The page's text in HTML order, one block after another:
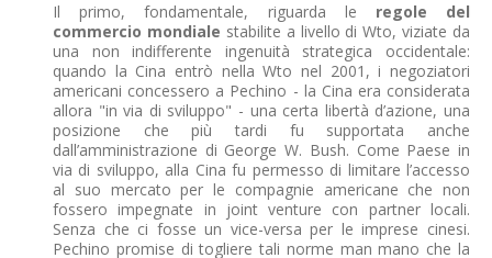
Il primo, fondamentale, riguarda le regole del
commercio mondiale stabilite a livello di Wto, viziate da
una non indifferente ingenuità strategica occidentale:
quando la Cina entrò nella Wto nel 2001, i negoziatori
americani concessero a Pechino - la Cina era considerata
allora "in via di sviluppo" - una certa libertà d’azione, una
posizione che più tardi fu supportata anche
dall’amministrazione di George W. Bush. Come Paese in
via di sviluppo, alla Cina fu permesso di limitare l’accesso
al suo mercato per le compagnie americane che non
fossero impegnate in joint venture con partner locali.
Senza che ci fosse un vice-versa per le imprese cinesi.
Pechino promise di togliere tali norme man mano che la